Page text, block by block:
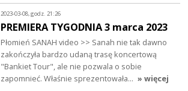
2023-03-08, godz. 21:26
PREMIERA TYGODNIA 3 marca 2023
Płomień SANAH video >> Sanah nie tak dawno
zakończyła bardzo udaną trasę koncertową
"Bankiet Tour", ale nie pozwala o sobie
zapomnieć. Właśnie sprezentowała… » więcej